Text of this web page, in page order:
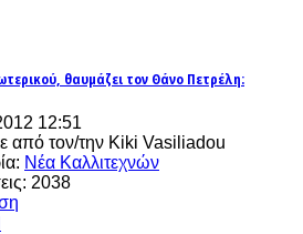
θαυμάζει τον Θάνο Πετρέλη:
12:51
από τον/την Kiki Vasiliadou
Νέα Καλλιτεχνών
2038